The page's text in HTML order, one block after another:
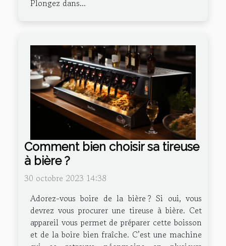
Plongez dans...
Comment bien choisir sa tireuse
à bière ?
30 octobre 2023 14:38
Adorez-vous boire de la bière ? Si oui, vous
devrez vous procurer une tireuse à bière. Cet
appareil vous permet de préparer cette boisson
et de la boire bien fraîche. C’est une machine